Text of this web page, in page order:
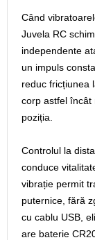
Când
Juvela RC
independente
un impuls
reduc fricțiunea
corp astfel încât
poziția.
Controlul la
conduce
vibrație permit
puternice, fără
cu cablu USB,
are baterie